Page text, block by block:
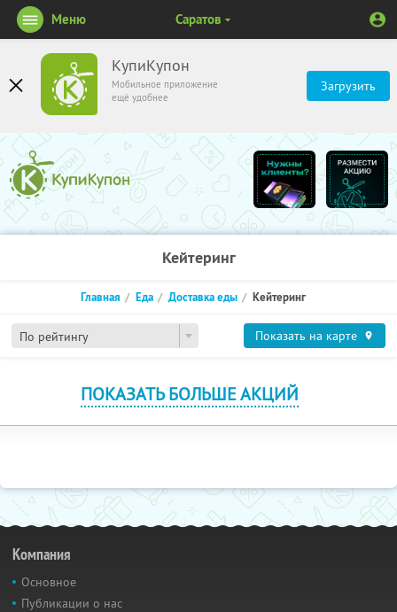
КупиКупон
Мобильное приложение
ещё удобнее
Загрузить
Меню Саратов
Кейтеринг
По рейтингу
Главная Еда Доставка еды Кейтеринг
Показать на карте
ПОКАЗАТЬ БОЛЬШЕ АКЦИЙ
Компания
Основное
Публикации о нас